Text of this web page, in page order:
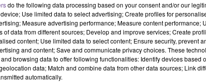
pour préparer la saison prochaine. Youri Verieras
pourra pleinement décider de la nouvelle équipe qu’elle
des affaires courantes aux personnes qui
Ostrowski reviennent avec insistance, comme
Celui de Richard Dacoury également. Pour ce qui est
sportif : en place à Bourg-en-Bresse dans un
do the following data processing based on your consent and/or our
Use limited data to select advertising; Create profiles for
Measure advertising performance; Measure content performance;
of data from different sources; Develop and improve services; Create
content; Use limited data to select content; Ensure security, prevent
and content; Save and communicate privacy choices. These
browsing data to offer following functionalities: Identify devices based
data; Match and combine data from other data sources; Link
automatically.